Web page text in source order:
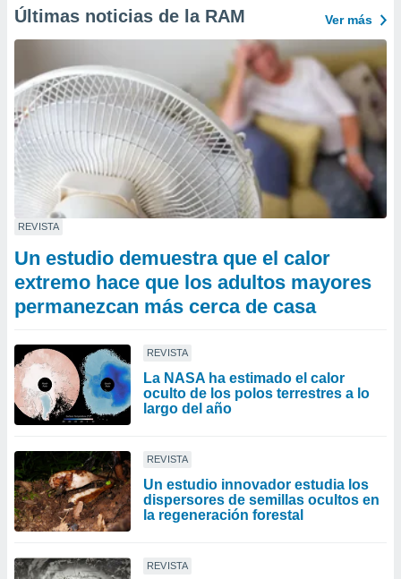
Últimas noticias de la RAM Ver más
REVISTA
Un estudio demuestra que el calor
extremo hace que los adultos mayores
permanezcan más cerca de casa
REVISTA
La NASA ha estimado el calor
oculto de los polos terrestres a lo
largo del año
REVISTA
Un estudio innovador estudia los
dispersores de semillas ocultos en
la regeneración forestal
REVISTA